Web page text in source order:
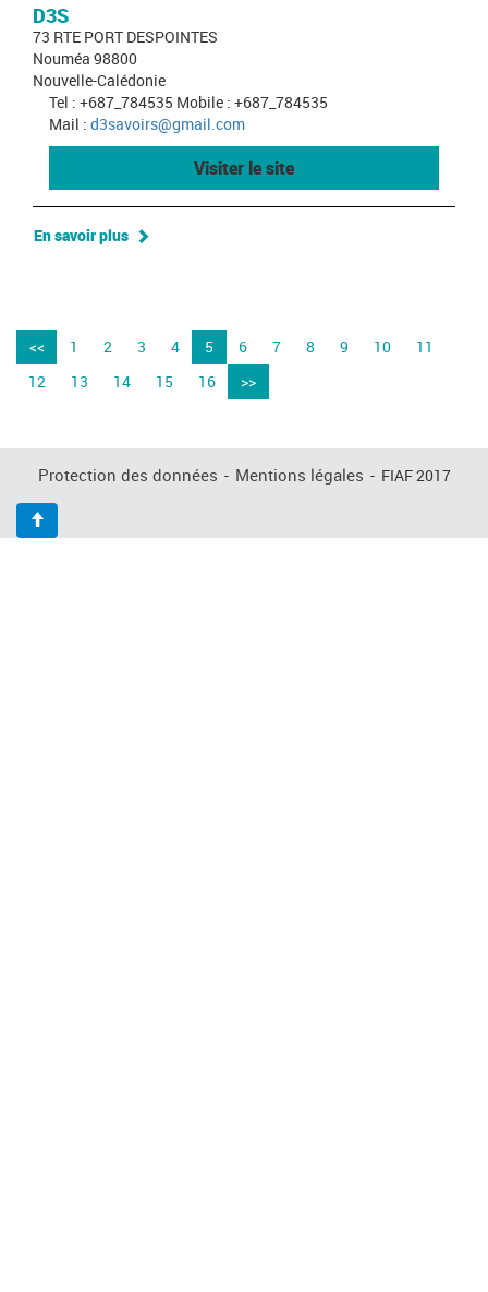
D3S
73 RTE PORT DESPOINTES
Nouméa 98800
Nouvelle-Calédonie
Tel : +687_784535 Mobile : +687_784535
Mail : d3savoirs@gmail.com
Visiter le site
En savoir plus
<< 1 2 3 4 5 6 7 8 9 10
11
12
13 14 15 16 >>
Protection des données - Mentions légales - FIAF 2017